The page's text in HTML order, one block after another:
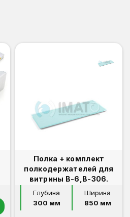
Полка + комплект
полкодержателей для
витрины В-6,В-306.
Глубина
300 мм
Ширина
850 мм